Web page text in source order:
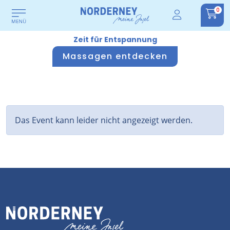
0
Zeit für Entspannung
Massagen entdecken
Das Event kann leider nicht angezeigt werden.